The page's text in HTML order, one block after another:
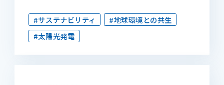
#サステナビリティ
#地球環境との共生
#太陽光発電